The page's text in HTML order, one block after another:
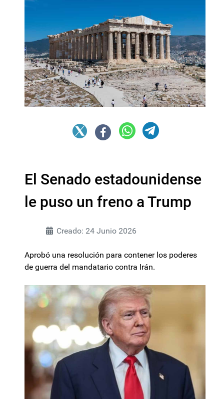
El Senado estadounidense
le puso un freno a Trump
Creado: 24 Junio 2026
Aprobó una resolución para contener los poderes
de guerra del mandatario contra Irán.